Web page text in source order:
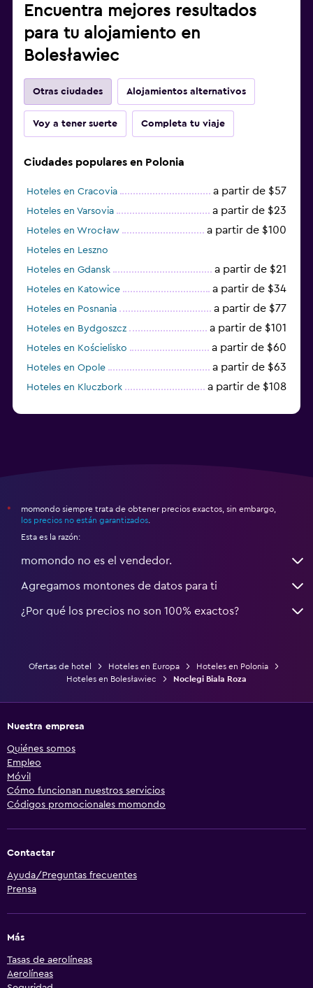
Encuentra mejores resultados
para tu alojamiento en
Bolesławiec
Otras ciudades Alojamientos alternativos
Voy a tener suerte Completa tu viaje
Ciudades populares en Polonia
Hoteles en Cracovia a partir de $57
Hoteles en Varsovia a partir de $23
Hoteles en Wrocław a partir de $100
Hoteles en Leszno
Hoteles en Gdansk
a partir de $21
Hoteles en Katowice a partir de $34
Hoteles en Posnania a partir de $77
Hoteles en Bydgoszcz a partir de $101
Hoteles en Kościelisko a partir de $60
Hoteles en Opole a partir de $63
Hoteles en Kluczbork a partir de $108
*
momondo siempre trata de obtener precios exactos, sin embargo,
los precios no están garantizados
Esta es la razón:
momondo no es el vendedor.
Agregamos montones de datos para ti
¿Por qué los precios no son 100% exactos?
Ofertas de hotel Hoteles en Europa
Hoteles en Polonia
Hoteles en Bolesławiec
Noclegi Biala Roza
Nuestra empresa
Quiénes somos
Empleo
Móvil
Cómo funcionan nuestros servicios
Códigos promocionales momondo
Contactar
Ayuda/Preguntas frecuentes
Prensa
Más
Tasas de aerolíneas
Aerolíneas